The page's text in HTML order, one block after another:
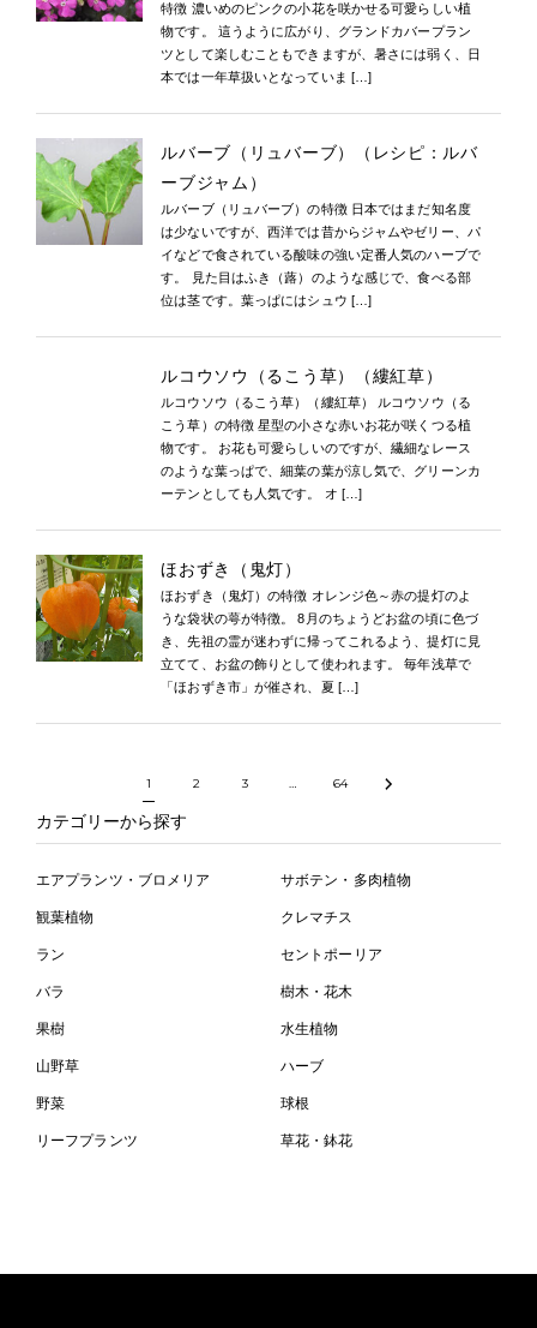
特徴 濃いめのピンクの小花を咲かせる可愛らしい植
物です。 這うように広がり、グランドカバープラン
ツとして楽しむこともできますが、暑さには弱く、日
本では一年草扱いとなっていま […]
ルバーブ（リュバーブ）（レシピ：ルバ
ーブジャム）
ルバーブ（リュバーブ）の特徴 日本ではまだ知名度
は少ないですが、西洋では昔からジャムやゼリー、パ
イなどで食されている酸味の強い定番人気のハーブで
す。 見た目はふき（蕗）のような感じで、食べる部
位は茎です。葉っぱにはシュウ […]
ルコウソウ（るこう草）（縷紅草）
ルコウソウ（るこう草）（縷紅草） ルコウソウ（る
こう草）の特徴 星型の小さな赤いお花が咲くつる植
物です。 お花も可愛らしいのですが、繊細なレース
のような葉っぱで、細葉の葉が涼し気で、グリーンカ
ーテンとしても人気です。 オ […]
ほおずき（鬼灯）
ほおずき（鬼灯）の特徴 オレンジ色～赤の提灯のよ
うな袋状の萼が特徴。 8月のちょうどお盆の頃に色づ
き、先祖の霊が迷わずに帰ってこれるよう、提灯に見
立てて、お盆の飾りとして使われます。 毎年浅草で
「ほおずき市」が催され、夏 […]
1 2 3 … 64
カテゴリーから探す
エアプランツ・ブロメリア サボテン・多肉植物
観葉植物 クレマチス
ラン セントポーリア
バラ 樹木・花木
果樹 水生植物
山野草 ハーブ
野菜 球根
リーフプランツ 草花・鉢花